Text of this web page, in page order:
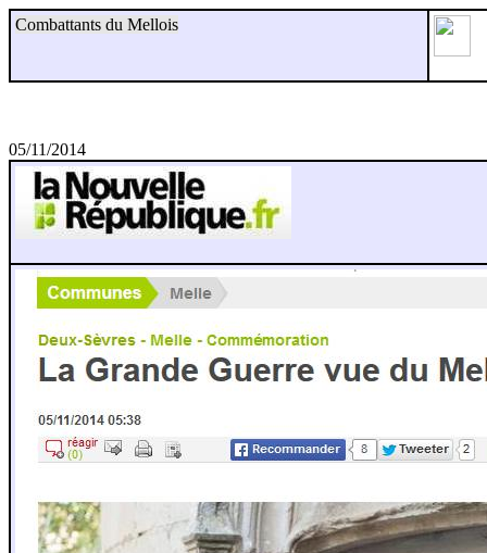
Combattants du Mellois
05/11/2014